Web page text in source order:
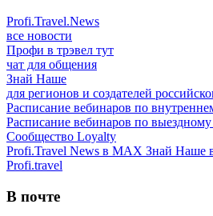
Profi.Travel.News
все новости
Профи в трэвел тут
чат для общения
Знай Наше
для регионов и создателей
Расписание вебинаров по
Расписание вебинаров по
Сообщество Loyalty
Profi.Travel News в MAX Знай Наше
Profi.travel
В почте